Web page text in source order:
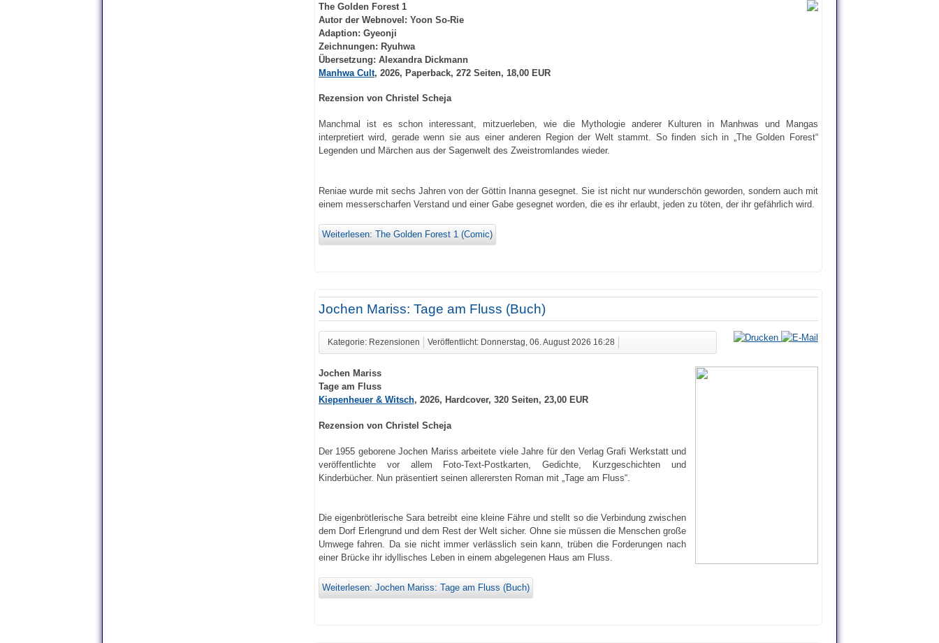
The Golden Forest 1
Autor der Webnovel: Yoon So-Rie
Adaption: Gyeonji
Zeichnungen: Ryuhwa
Übersetzung: Alexandra Dickmann
Manhwa Cult, 2026, Paperback, 272 Seiten, 18,00 EUR
Rezension von Christel Scheja
Manchmal ist es schon interessant, mitzuerleben, wie die Mythologie anderer Kulturen in Manhwas und Mangas
interpretiert wird, gerade wenn sie aus einer anderen Region der Welt stammt. So finden sich in „The Golden Forest“
Legenden und Märchen aus der Sagenwelt des Zweistromlandes wieder.
Reniae wurde mit sechs Jahren von der Göttin Inanna gesegnet. Sie ist nicht nur wunderschön geworden, sondern auch mit
einem messerscharfen Verstand und einer Gabe gesegnet worden, die es ihr erlaubt, jeden zu töten, der ihr gefährlich wird.
Weiterlesen: The Golden Forest 1 (Comic)
Jochen Mariss: Tage am Fluss (Buch)
Kategorie: Rezensionen Veröffentlicht: Donnerstag, 06. August 2026 16:28
Jochen Mariss
Tage am Fluss
Kiepenheuer & Witsch, 2026, Hardcover, 320 Seiten, 23,00 EUR
Rezension von Christel Scheja
Der 1955 geborene Jochen Mariss arbeitete viele Jahre für den Verlag Grafi Werkstatt und
veröffentlichte vor allem Foto-Text-Postkarten, Gedichte, Kurzgeschichten und
Kinderbücher. Nun präsentiert seinen allerersten Roman mit „Tage am Fluss“.
Die eigenbrötlerische Sara betreibt eine kleine Fähre und stellt so die Verbindung zwischen
dem Dorf Erlengrund und dem Rest der Welt sicher. Ohne sie müssen die Menschen große
Umwege fahren. Da sie nicht immer verlässlich sein kann, trüben die Forderungen nach
einer Brücke ihr idyllisches Leben in einem abgelegenen Haus am Fluss.
Weiterlesen: Jochen Mariss: Tage am Fluss (Buch)